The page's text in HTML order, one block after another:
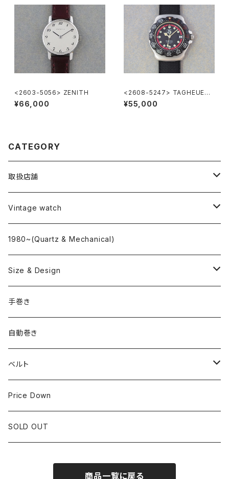
<2603-5056> ZENITH
¥66,000
<2608-5247> TAGHEUER
FORMULA1
¥55,000
CATEGORY
取扱店舗
L o'clock
"delve"
Vintage watch
海外ブランド
OMEGA
ROLEX
国産ブランド
SEIKO
CITIZEN
1980~(Quartz & Mechanical)
Size & Design
~24.9mm
25mm~29.9mm
30mm~34.9mm
35mm~39.9mm
40mm~
手巻き
自動巻き
ベルト
HIRSCHベルト
SSブレスレット
Price Down
SOLD OUT
商品一覧に戻る